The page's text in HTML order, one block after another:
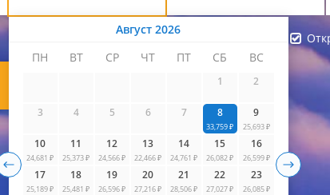
Август 2026
ПН
ВТ СР ЧТ ПТ СБ ВС
1 2
3 4 5 6 7 8
33,759 ₽
9
25,693 ₽
10
24,681 ₽
11
25,373 ₽
12
24,566 ₽
13
22,466 ₽
14
24,761 ₽
15
26,082 ₽
16
26,599 ₽
17
25,189 ₽
18
25,481 ₽
19
26,596 ₽
20
27,216 ₽
21
28,506 ₽
22
27,027 ₽
23
26,085 ₽